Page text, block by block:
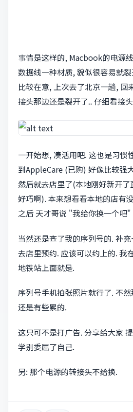
事情是这样的, Macbook的电源
数据线一种材质, 貌似很容易就
比较在意, 上次去了北京一趟, 回
接头那边还是裂开了.. 仔细看接
一开始想, 凑活用吧. 这也是习惯
到AppleCare (已购) 好像比较强
然后就去店里了(本地刚好新开
好巧啊). 本来想看看本地的店有
之后 天才哥说 "我给你换一个吧
当然还是查了我的序列号的. 补
去店里预约. 应该可以约上的. 我
地铁站上面就是.
序列号手机拍张照片就行了. 不
还是有些累的.
这只可不是打广告. 分享给大家
学别委屈了自己.
另: 那个电源的转接头不给换.